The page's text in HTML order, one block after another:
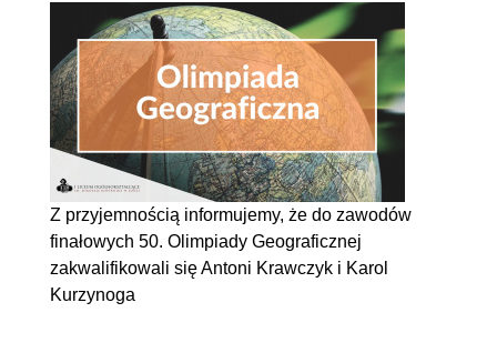
Z przyjemnością informujemy, że do zawodów
finałowych 50. Olimpiady Geograficznej
zakwalifikowali się Antoni Krawczyk i Karol
Kurzynoga